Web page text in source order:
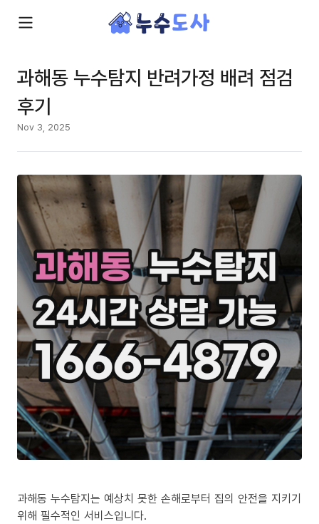
과해동 누수탐지 반려가정 배려 점검
후기
Nov 3, 2025
과해동 누수탐지는 예상치 못한 손해로부터 집의 안전을 지키기
위해 필수적인 서비스입니다.